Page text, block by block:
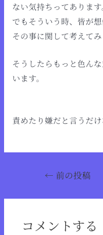
ない気持ちってあります
でもそういう時、皆が
その事に関して考えてみ
そうしたらもっと色ん
います。
責めたり嫌だと言うだけ
← 前の投稿
コメントする